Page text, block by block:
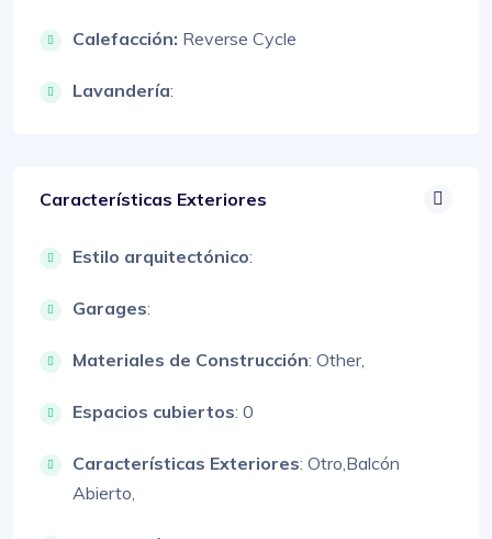
Calefacción: Reverse Cycle
Lavandería:
Características Exteriores
Estilo arquitectónico:
Garages:
Materiales de Construcción: Other,
Espacios cubiertos: 0
Características Exteriores: Otro,Balcón
Abierto,